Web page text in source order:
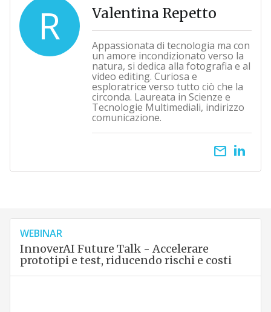
R Valentina Repetto
Appassionata di tecnologia ma con
un amore incondizionato verso la
natura, si dedica alla fotografia e al
video editing. Curiosa e
esploratrice verso tutto ciò che la
circonda. Laureata in Scienze e
Tecnologie Multimediali, indirizzo
comunicazione.
email
WEBINAR
InnoverAI Future Talk - Accelerare
prototipi e test, riducendo rischi e costi